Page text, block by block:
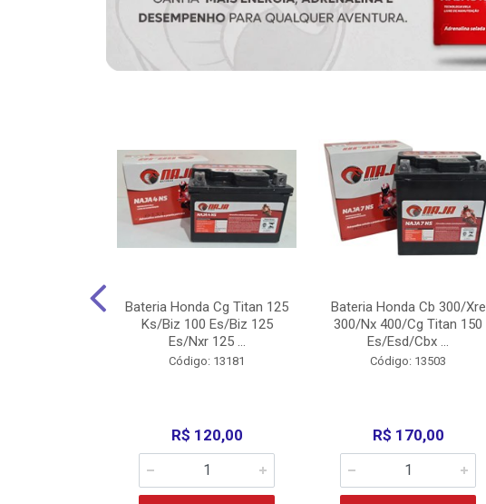
Bateria Honda Cg Titan 125
Ks/Biz 100 Es/Biz 125
Es/Nxr 125 ...
Código: 13181
R$ 120,00
Bateria Honda Cb 300/Xre
300/Nx 400/Cg Titan 150
Es/Esd/Cbx ...
Código: 13503
R$ 170,00